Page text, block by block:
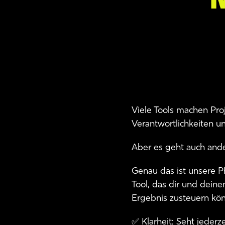
Viele Tools machen
Verantwortlichkeiten
Aber es geht auch
Genau das ist unsere
Tool, das dir und
Ergebnis zusteuern
✅ Klarheit: Seht